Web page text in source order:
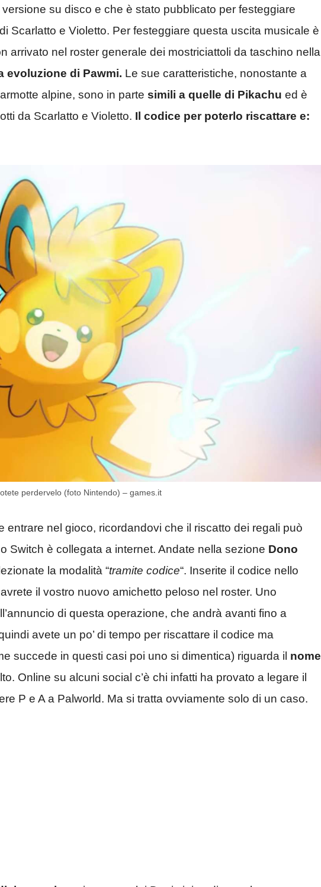
su disco e che è stato pubblicato per festeggiare
di Scarlatto e Violetto. Per festeggiare questa uscita musicale è
arrivato nel roster generale dei mostriciattoli da taschino nella
evoluzione di Pawmi. Le sue caratteristiche, nonostante a
alpine, sono in parte simili a quelle di Pikachu ed è
da Scarlatto e Violetto. Il codice per poterlo riscattare e:
perdervelo (foto Nintendo) – games.it
entrare nel gioco, ricordandovi che il riscatto dei regali può
Switch è collegata a internet. Andate nella sezione Dono
la modalità “tramite codice“. Inserite il codice nello
il vostro nuovo amichetto peloso nel roster. Uno
di questa operazione, che andrà avanti fino a
avete un po’ di tempo per riscattare il codice ma
succede in questi casi poi uno si dimentica) riguarda il nome
Online su alcuni social c’è chi infatti ha provato a legare il
P e A a Palworld. Ma si tratta ovviamente solo di un caso.